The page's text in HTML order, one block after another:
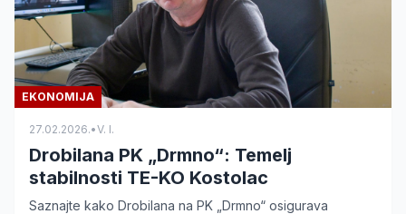
EKONOMIJA
27.02.2026.•V. I.
Drobilana PK „Drmno“: Temelj
stabilnosti TE-KO Kostolac
Saznajte kako Drobilana na PK „Drmno“ osigurava